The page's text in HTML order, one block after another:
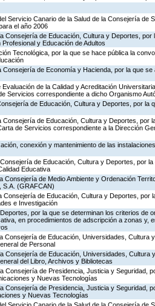
Servicio Canario de la Salud de la Consejería de
el año 2006
Consejería de Educación, Cultura y Deportes, por
y Educación de Adultos
Tecnológica, por la que se hace pública la
de Economía y Hacienda, por la que
de la Calidad y Acreditación
Servicios correspondiente a dicho Organismo
de Educación, Cultura y Deportes, por la
de Educación, Cultura y Deportes, por
de Servicios correspondiente a la Dirección
conexión y mantenimiento de las
de Educación, Cultura y Deportes, por
Educativa
de Medio Ambiente y Ordenación
S.A. (GRAFCAN)
de Educación, Cultura y Deportes, por
e Investigación
por la que se determinan los criterios de
en procedimientos de adscripción a zonas y,
Consejería de Educación, Universidades, Cultura
de Personal
Consejería de Educación, Universidades, Cultura
del Libro, Archivos y Bibliotecas
Consejería de Presidencia, Justicia y Seguridad,
y Nuevas Tecnologías
Consejería de Presidencia, Justicia y Seguridad,
y Nuevas Tecnologías